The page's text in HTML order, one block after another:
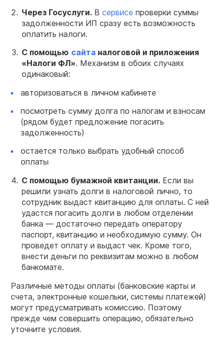
Через Госуслуги. В сервисе проверки суммы
задолженности ИП сразу есть возможность
оплатить налоги.
С помощью сайта налоговой и приложения
«Налоги ФЛ». Механизм в обоих случаях
одинаковый:
авторизоваться в личном кабинете
посмотреть сумму долга по налогам и взносам
(рядом будет предложение погасить
задолженность)
остается только выбрать удобный способ
оплаты
С помощью бумажной квитанции. Если вы
решили узнать долги в налоговой лично, то
сотрудник выдаст квитанцию для оплаты. С ней
удастся погасить долги в любом отделении
банка — достаточно передать оператору
паспорт, квитанцию и необходимую сумму. Он
проведет оплату и выдаст чек. Кроме того,
внести деньги по реквизитам можно в любом
банкомате.
Различные методы оплаты (банковские карты и
счета, электронные кошельки, системы платежей)
могут предусматривать комиссию. Поэтому
прежде чем совершить операцию, обязательно
уточните условия.